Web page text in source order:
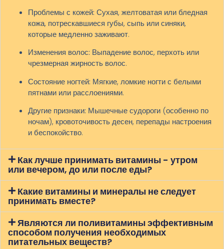
Проблемы с кожей: Сухая, желтоватая или бледная
кожа, потрескавшиеся губы, сыпь или синяки,
которые медленно заживают.
Изменения волос: Выпадение волос, перхоть или
чрезмерная жирность волос.
Состояние ногтей: Мягкие, ломкие ногти с белыми
пятнами или расслоениями.
Другие признаки: Мышечные судороги (особенно по
ночам), кровоточивость десен, перепады настроения
и беспокойство.
Как лучше принимать витамины - утром
или вечером, до или после еды?
Какие витамины и минералы не следует
принимать вместе?
Являются ли поливитамины эффективным
способом получения необходимых
питательных веществ?